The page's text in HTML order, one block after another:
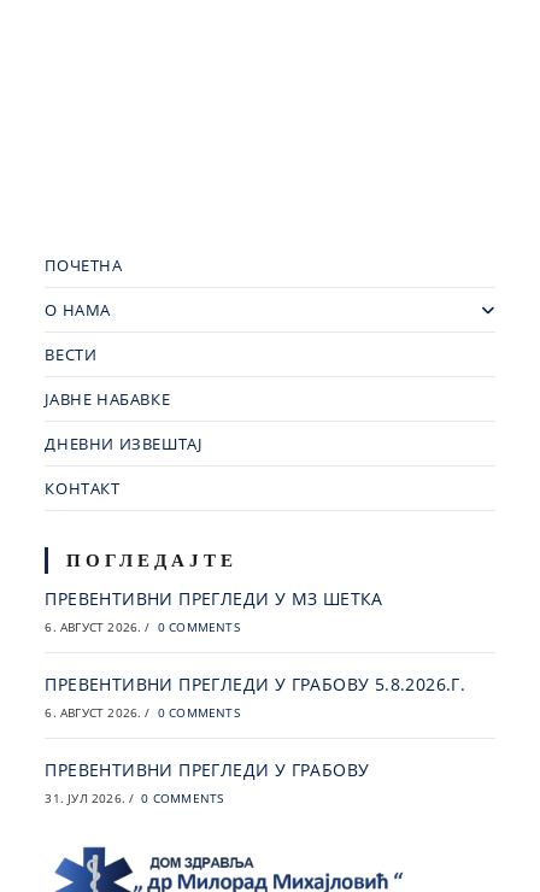
ПОЧЕТНА
О НАМА
ВЕСТИ
ЈАВНЕ НАБАВКЕ
ДНЕВНИ ИЗВЕШТАЈ
КОНТАКТ
ПОГЛЕДАЈТЕ
ПРЕВЕНТИВНИ ПРЕГЛЕДИ У МЗ ШЕТКА
6. АВГУСТ 2026. / 0 COMMENTS
ПРЕВЕНТИВНИ ПРЕГЛЕДИ У ГРАБОВУ 5.8.2026.Г.
6. АВГУСТ 2026. / 0 COMMENTS
ПРЕВЕНТИВНИ ПРЕГЛЕДИ У ГРАБОВУ
31. ЈУЛ 2026. / 0 COMMENTS